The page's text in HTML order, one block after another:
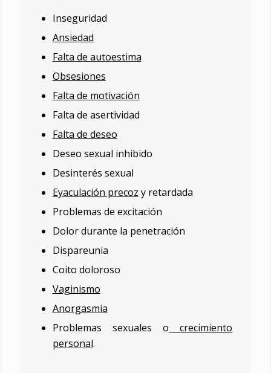
Inseguridad
Ansiedad
Falta de autoestima
Obsesiones
Falta de motivación
Falta de asertividad
Falta de deseo
Deseo sexual inhibido
Desinterés sexual
Eyaculación precoz y retardada
Problemas de excitación
Dolor durante la penetración
Dispareunia
Coito doloroso
Vaginismo
Anorgasmia
Problemas sexuales o crecimiento
personal.